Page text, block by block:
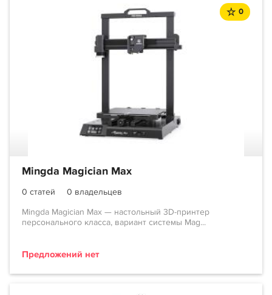
0
Mingda Magician Max
0 статей
0 владельцев
Mingda Magician Max — настольный 3D-принтер
персонального класса, вариант системы Mag...
Предложений нет